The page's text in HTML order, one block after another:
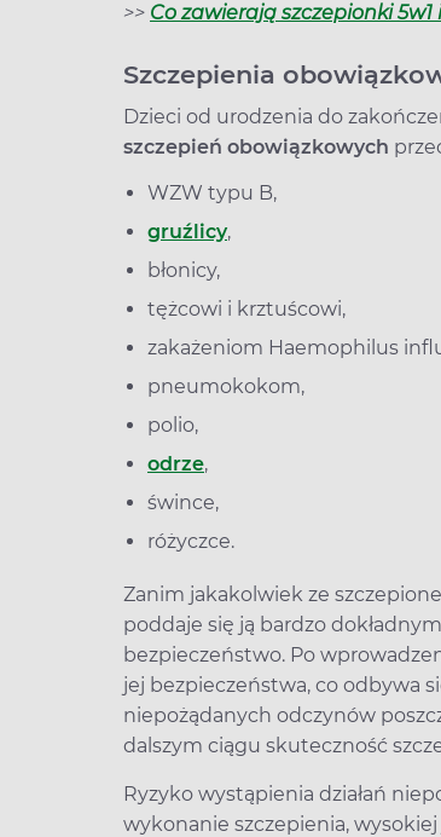
>> Co zawierają szczepionki
Szczepienia
Dzieci od urodzenia do
szczepień obowiązkowych
WZW typu B,
gruźlicy,
błonicy,
tężcowi i krztuścowi,
zakażeniom Haemophilus
pneumokokom,
polio,
odrze,
śwince,
różyczce.
Zanim jakakolwiek ze
poddaje się ją bardzo
bezpieczeństwo. Po
jej bezpieczeństwa, co odbywa
niepożądanych odczynów
dalszym ciągu skuteczność
Ryzyko wystąpienia działań
wykonanie szczepienia,